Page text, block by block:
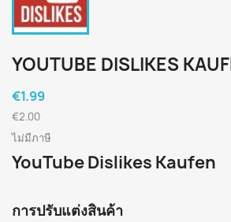
YOUTUBE DISLIKES
€1.99
€2.00
ไม่มีภาษี
YouTube Dislikes Kaufen
การปรับแต่งสินค้า